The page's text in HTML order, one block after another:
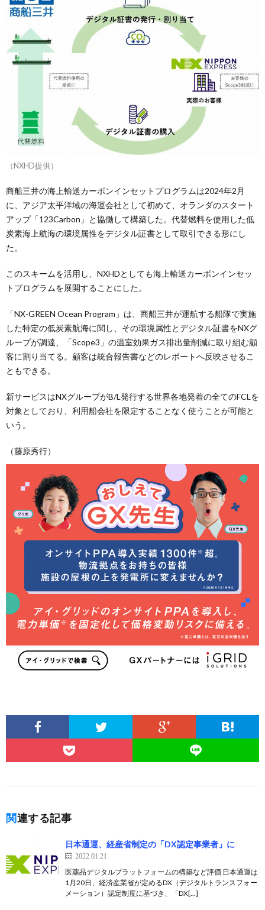
（NXHD提供）
商船三井の海上輸送カーボンインセットプログラムは2024年2月
に、アジア太平洋域の海運会社として初めて、オランダのスタート
アップ「123Carbon」と協働して構築した。代替燃料を使用した低
炭素海上航海の環境属性をデジタル証書として取引できる形にし
た。
このスキームを活用し、NXHDとしても海上輸送カーボンインセッ
トプログラムを展開することにした。
「NX-GREEN Ocean Program」は、商船三井が運航する船隊で実施
した特定の低炭素航海に関し、その環境属性とデジタル証書をNXグ
ループが調達、「Scope3」の温室効果ガス排出量削減に取り組む顧
客に割り当てる。顧客は統合報告書などのレポートへ反映させるこ
ともできる。
新サービスはNXグループがB/L発行する世界各地発着の全てのFCLを
対象としており、利用船会社を限定することなく使うことが可能と
いう。
（藤原秀行）
関連する記事
日本通運、経産省制定の「DX認定事業者」に
2022.01.21
医薬品デジタルプラットフォームの構築など評価 日本通運は
1月20日、経済産業省が定めるDX（デジタルトランスフォー
メーション）認定制度に基づき、「DX[…]